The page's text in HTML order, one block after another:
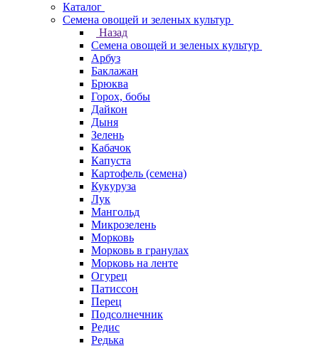
Каталог
Семена овощей и зеленых культур
Назад
Семена овощей и зеленых культур
Арбуз
Баклажан
Брюква
Горох, бобы
Дайкон
Дыня
Зелень
Кабачок
Капуста
Картофель (семена)
Кукуруза
Лук
Мангольд
Микрозелень
Морковь
Морковь в гранулах
Морковь на ленте
Огурец
Патиссон
Перец
Подсолнечник
Редис
Редька